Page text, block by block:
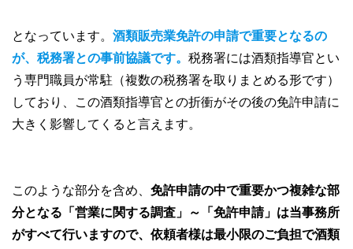
となっています。 酒類販売業免許の申請で重要となるの
が、税務署との事前協議です。 税務署には酒類指導官とい
う専門職員が常駐（複数の税務署を取りまとめる形です）
しており、この酒類指導官との折衝がその後の免許申請に
大きく影響してくると言えます。
このような部分を含め、 免許申請の中で重要かつ複雑な部
分となる「営業に関する調査」～「免許申請」は当事務所
がすべて行いますので、依頼者様は最小限のご負担で酒類